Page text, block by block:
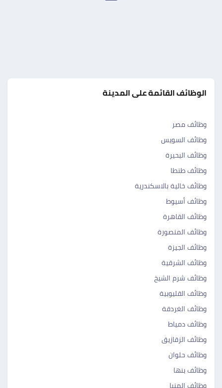
الوظائف القائمة على المدينة
وظائف مصر
وظائف السويس
وظائف البحيرة
وظائف طنطا
وظائف خالية بالاسكندرية
وظائف أسيوط
وظائف القاهرة
وظائف المنصورة
وظائف الجيزة
وظائف الشرقية
وظائف شرم الشيخ
وظائف القليوبية
وظائف الغردقة
وظائف دمياط
وظائف الزقازيق
وظائف حلوان
وظائف بنها
وظائف المنيا